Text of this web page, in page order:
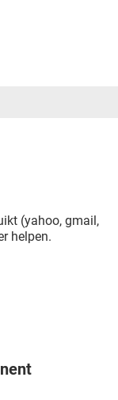
(yahoo, gmail,
helpen.